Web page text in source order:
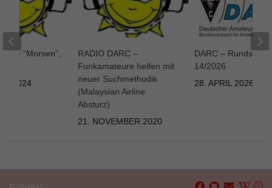
RADIO DARC –
Funkamateure helfen mit
neuer Suchmethodik
(Malaysian Airline
Absturz)
21. NOVEMBER 2020
DARC –
14/2026
28. APRIL 2026
– “Morsen”,
2024